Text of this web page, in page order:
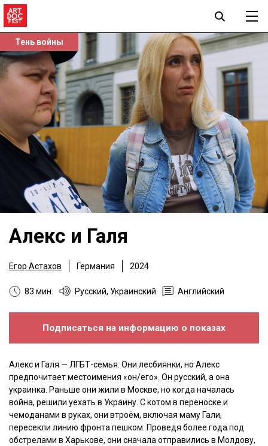
Тень войны
Алекс и Галя
Егор Астахов Германия 2024
83 мин. Русский, Украинский Английский
Подписаться на информацию о показах
Алекс и Галя — ЛГБТ-семья. Они лесбиянки, но Алекс
предпочитает местоимения «он/его». Он русский, а она
украинка. Раньше они жили в Москве, но когда началась
война, решили уехать в Украину. С котом в переноске и
чемоданами в руках, они втроём, включая маму Гали,
пересекли линию фронта пешком. Проведя более года под
обстрелами в Харькове, они сначала отправились в Молдову,